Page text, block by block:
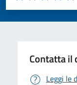
Valuta
Valuta 3
Valuta 2 stelle
Valuta 1 stelle su 5
Contatta il
Leggi le